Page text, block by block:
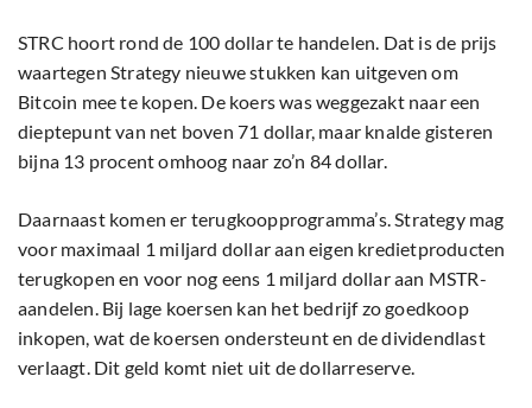
STRC hoort rond de 100 dollar te handelen. Dat is de prijs
waartegen Strategy nieuwe stukken kan uitgeven om
Bitcoin mee te kopen. De koers was weggezakt naar een
dieptepunt van net boven 71 dollar, maar knalde gisteren
bijna 13 procent omhoog naar zo’n 84 dollar.
Daarnaast komen er terugkoopprogramma’s. Strategy mag
voor maximaal 1 miljard dollar aan eigen kredietproducten
terugkopen en voor nog eens 1 miljard dollar aan MSTR-
aandelen. Bij lage koersen kan het bedrijf zo goedkoop
inkopen, wat de koersen ondersteunt en de dividendlast
verlaagt. Dit geld komt niet uit de dollarreserve.